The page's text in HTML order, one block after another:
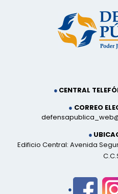
CENTRAL
CORREO
Edificio Central: Avenida